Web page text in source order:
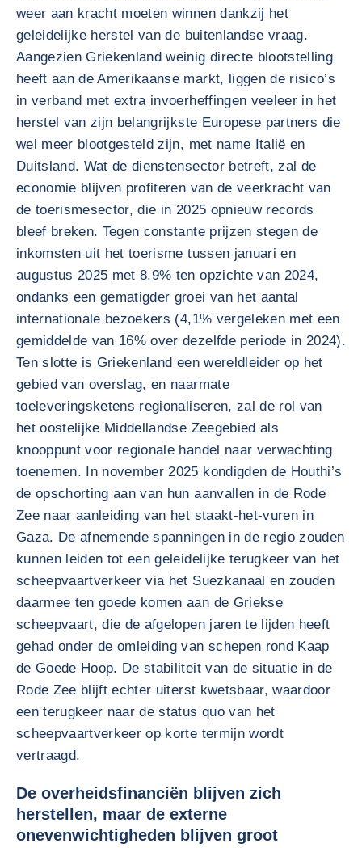
weer aan kracht moeten winnen dankzij het
geleidelijke herstel van de buitenlandse vraag.
Aangezien Griekenland weinig directe blootstelling
heeft aan de Amerikaanse markt, liggen de risico’s
in verband met extra invoerheffingen veeleer in het
herstel van zijn belangrijkste Europese partners die
wel meer blootgesteld zijn, met name Italië en
Duitsland. Wat de dienstensector betreft, zal de
economie blijven profiteren van de veerkracht van
de toerismesector, die in 2025 opnieuw records
bleef breken. Tegen constante prijzen stegen de
inkomsten uit het toerisme tussen januari en
augustus 2025 met 8,9% ten opzichte van 2024,
ondanks een gematigder groei van het aantal
internationale bezoekers (4,1% vergeleken met een
gemiddelde van 16% over dezelfde periode in 2024).
Ten slotte is Griekenland een wereldleider op het
gebied van overslag, en naarmate
toeleveringsketens regionaliseren, zal de rol van
het oostelijke Middellandse Zeegebied als
knooppunt voor regionale handel naar verwachting
toenemen. In november 2025 kondigden de Houthi’s
de opschorting aan van hun aanvallen in de Rode
Zee naar aanleiding van het staakt-het-vuren in
Gaza. De afnemende spanningen in de regio zouden
kunnen leiden tot een geleidelijke terugkeer van het
scheepvaartverkeer via het Suezkanaal en zouden
daarmee ten goede komen aan de Griekse
scheepvaart, die de afgelopen jaren te lijden heeft
gehad onder de omleiding van schepen rond Kaap
de Goede Hoop. De stabiliteit van de situatie in de
Rode Zee blijft echter uiterst kwetsbaar, waardoor
een terugkeer naar de status quo van het
scheepvaartverkeer op korte termijn wordt
vertraagd.
De overheidsfinanciën blijven zich
herstellen, maar de externe
onevenwichtigheden blijven groot